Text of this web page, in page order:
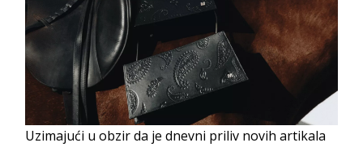
Uzimajući u obzir da je dnevni priliv novih artikala